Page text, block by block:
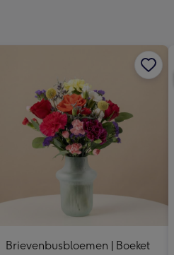
Brievenbusbloemen | Boeket